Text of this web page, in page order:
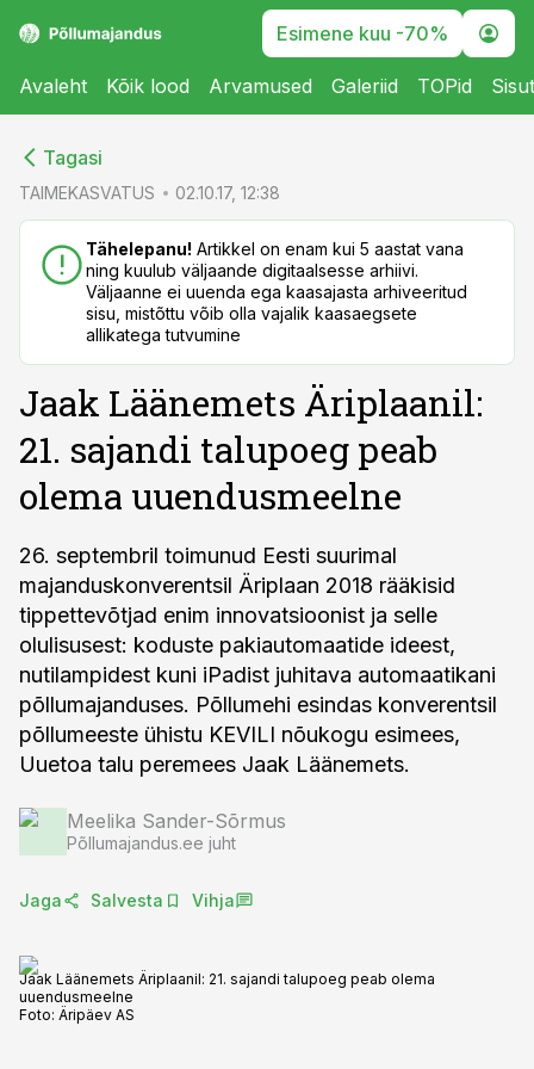
Esimene kuu -70%
Avaleht Kõik lood Arvamused Galeriid TOPid
Tagasi
TAIMEKASVATUS 02.10.17, 12:38
Tähelepanu! Artikkel on enam kui 5 aastat vana
ning kuulub väljaande digitaalsesse arhiivi.
Väljaanne ei uuenda ega kaasajasta arhiveeritud
sisu, mistõttu võib olla vajalik kaasaegsete
allikatega tutvumine
Jaak Läänemets Äriplaanil:
21. sajandi talupoeg peab
olema uuendusmeelne
26. septembril toimunud Eesti suurimal
majanduskonverentsil Äriplaan 2018 rääkisid
tippettevõtjad enim innovatsioonist ja selle
olulisusest: koduste pakiautomaatide ideest,
nutilampidest kuni iPadist juhitava automaatikani
põllumajanduses. Põllumehi esindas konverentsil
põllumeeste ühistu KEVILI nõukogu esimees,
Uuetoa talu peremees Jaak Läänemets.
Meelika Sander-Sõrmus
Põllumajandus.ee juht
Jaga Salvesta Vihja
Jaak Läänemets Äriplaanil: 21. sajandi talupoeg peab olema
uuendusmeelne
Foto: Äripäev AS